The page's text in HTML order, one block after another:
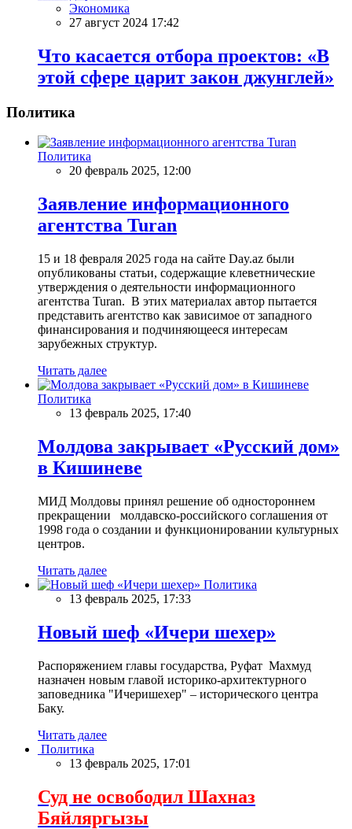
Экономика
27 август 2024 17:42
Что касается отбора проектов: «В
этой сфере царит закон джунглей»
Политика
Политика
20 февраль 2025, 12:00
Заявление информационного
агентства Turan
15 и 18 февраля 2025 года на сайте Day.az были
опубликованы статьи, содержащие клеветнические
утверждения о деятельности информационного
агентства Turan. В этих материалах автор пытается
представить агентство как зависимое от западного
финансирования и подчиняющееся интересам
зарубежных структур.
Читать далее
Политика
13 февраль 2025, 17:40
Молдова закрывает «Русский дом»
в Кишиневе
МИД Молдовы принял решение об одностороннем
прекращении молдавско-российского соглашения от
1998 года о создании и функционировании культурных
центров.
Читать далее
Политика
13 февраль 2025, 17:33
Новый шеф «Ичери шехер»
Распоряжением главы государства, Руфат Махмуд
назначен новым главой историко-архитектурного
заповедника "Ичеришехер" – исторического центра
Баку.
Читать далее
Политика
13 февраль 2025, 17:01
Суд не освободил Шахназ
Бяйляргызы